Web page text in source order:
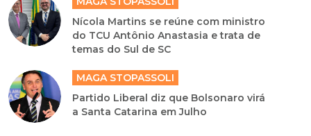
Nícola Martins se reúne com ministro
do TCU Antônio Anastasia e trata de
temas do Sul de SC
MAGA STOPASSOLI
Partido Liberal diz que Bolsonaro virá
a Santa Catarina em Julho